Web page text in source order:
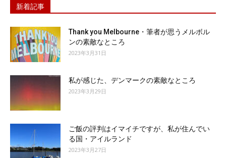
新着記事
Thank you Melbourne・筆者が思うメルボル
ンの素敵なところ
2023年3月31日
私が感じた、デンマークの素敵なところ
2023年3月29日
ご飯の評判はイマイチですが、私が住んでい
る国・アイルランド
2023年3月27日